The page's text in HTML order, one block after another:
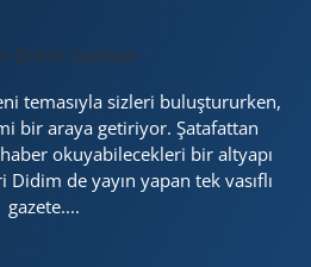
temasıyla sizleri buluştururken,
bir araya getiriyor. Şatafattan
okuyabilecekleri bir altyapı
de yayın yapan tek vasıflı
gazete....